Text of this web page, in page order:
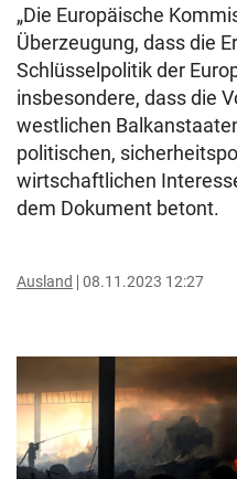
„Die Europäische
Überzeugung, dass die
Schlüsselpolitik der
insbesondere, dass die
westlichen
politischen,
wirtschaftlichen
dem Dokument betont.
Ausland 08.11.2023 12:27